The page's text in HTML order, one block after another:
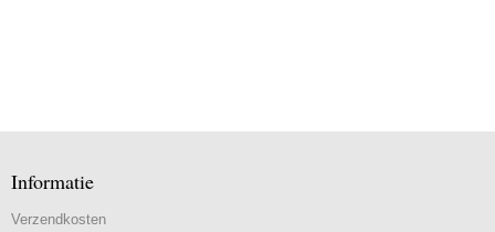
Informatie
Verzendkosten